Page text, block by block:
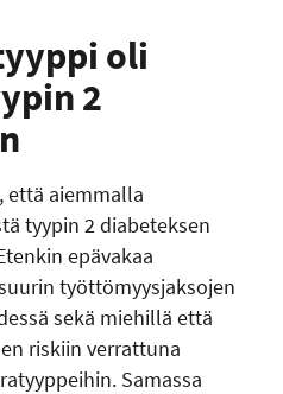
oli
2
että aiemmalla
tyypin 2 diabeteksen
epävakaa
työttömyysjaksojen
sekä miehillä että
riskiin verrattuna
Samassa